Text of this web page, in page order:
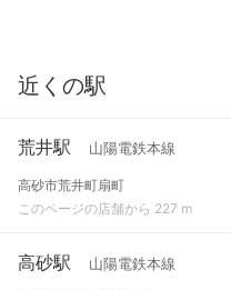
近くの駅
荒井駅 山陽電鉄本線
高砂市荒井町扇町
このページの店舗から 227 m
高砂駅 山陽電鉄本線